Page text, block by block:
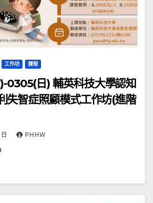
工作坊 課程
0305(日) 輔英科技大學認知
失智症照顧模式工作坊(進階
PHHW